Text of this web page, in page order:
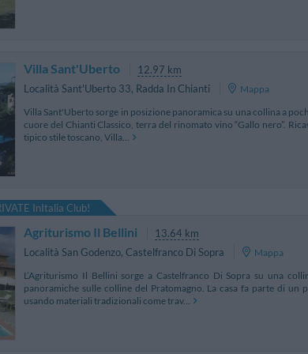
Villa Sant'Uberto
12.97 km
Località Sant'Uberto 33, Radda In Chianti
Mappa
Villa Sant'Uberto sorge in posizione panoramica su una collina a
cuore del Chianti Classico, terra del rinomato vino “Gallo nero”.
tipico stile toscano, Villa...
InItalia Club!
Agriturismo Il Bellini
13.64 km
Località San Godenzo, Castelfranco Di Sopra
Mappa
L’Agriturismo Il Bellini sorge a Castelfranco Di Sopra su una
panoramiche sulle colline del Pratomagno. La casa fa parte di un
usando materiali tradizionali come trav...